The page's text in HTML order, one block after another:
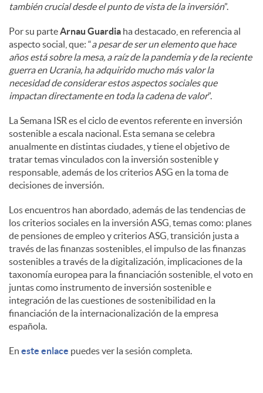
también crucial desde el punto de vista de la inversión”.
Por su parteArnau Guardia ha destacado, en referencia al
aspecto social, que: “a pesar de ser un elemento que hace
años está sobre la mesa, a raíz de la pandemia y de la reciente
guerra en Ucrania, ha adquirido mucho más valor la
necesidad de considerar estos aspectos sociales que
impactan directamente en toda la cadena de valor”.
La Semana ISR es el ciclo de eventos referente en inversión
sostenible a escala nacional. Esta semana se celebra
anualmente en distintas ciudades, y tiene el objetivo de
tratar temas vinculados con la inversión sostenible y
responsable, además de los criterios ASG en la toma de
decisiones de inversión.
Los encuentros han abordado, además de las tendencias de
los criterios sociales en la inversión ASG, temas como: planes
de pensiones de empleo y criterios ASG, transición justa a
través de las finanzas sostenibles, el impulso de las finanzas
sostenibles a través de la digitalización, implicaciones de la
taxonomía europea para la financiación sostenible, el voto en
juntas como instrumento de inversión sostenible e
integración de las cuestiones de sostenibilidad en la
financiación de la internacionalización de la empresa
española.
En este enlace puedes ver la sesión completa.